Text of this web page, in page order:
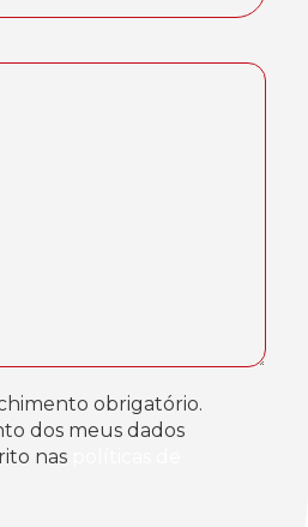
obrigatório.
dos meus dados
nas